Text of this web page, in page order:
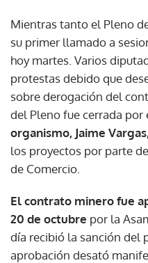
Mientras tanto el Pleno
su primer llamado a
hoy martes. Varios
protestas debido que
sobre derogación del
del Pleno fue cerrada por
organismo, Jaime
los proyectos por parte
de Comercio.
El contrato minero fue
20 de octubre por la
día recibió la sanción del
aprobación desató